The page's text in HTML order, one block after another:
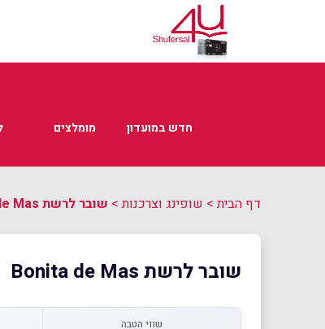
חדש במועדון מומלצים
דף הבית> שופינג וצרכנות> שובר לרשת Bonita de Mas
שובר לרשת Bonita de Mas
שווי הטבה